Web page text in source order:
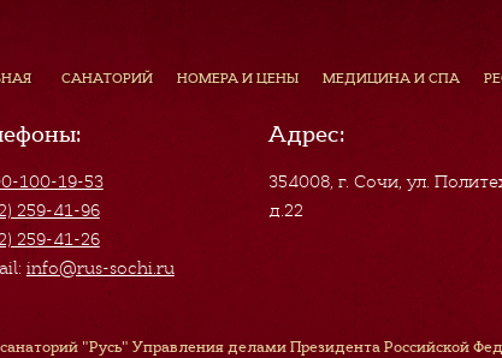
САНАТОРИЙ НОМЕРА И ЦЕНЫ МЕДИЦИНА И СПА
100-19-53
259-41-96
259-41-26
info@rus-sochi.ru
Адрес:
354008, г. Сочи,ул.
д.22
"Русь" Управления делами Президента Российской